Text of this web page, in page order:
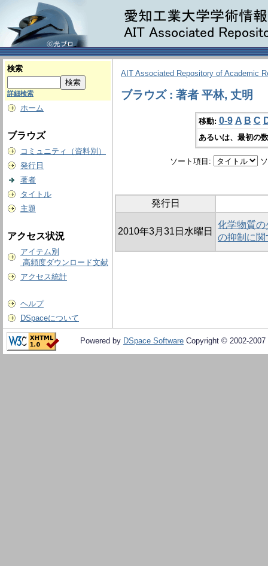
検索
詳細検索
ホーム
ブラウズ
コミュニティ（資料別）
発行日
著者
タイトル
主題
アクセス状況
アイテム別
高頻度ダウンロード文献
アクセス統計
ヘルプ
DSpaceについて
AIT Associated Repository of Academic
ブラウズ : 著者 平林, 丈明
移動: 0-9 A B C
あるいは、最初の
ソート項目:
発行日
2010年3月31日水曜日
化学物質
の抑制に関
Powered by DSpace Software Copyright © 2002-2007